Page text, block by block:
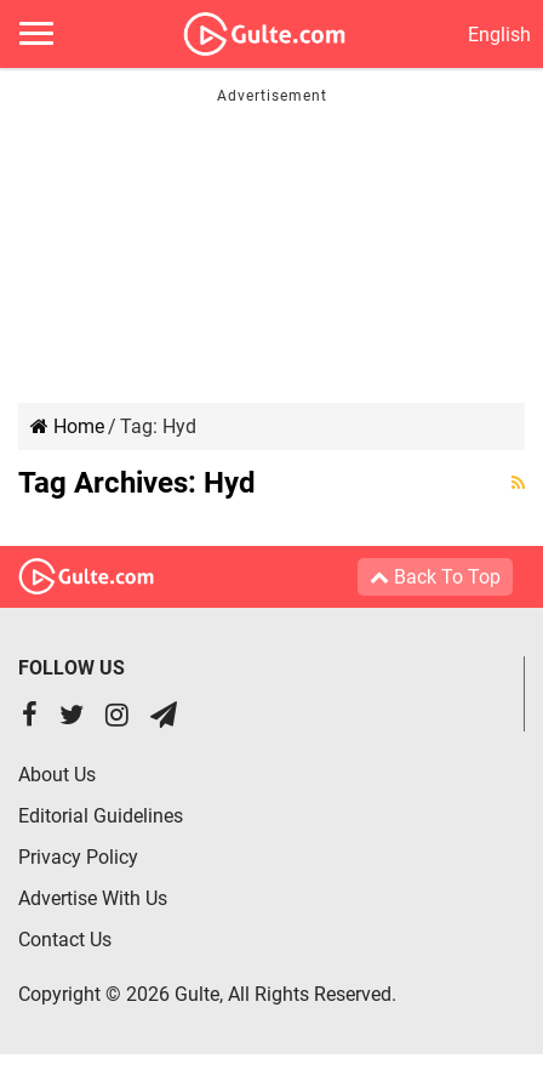
English
Home/ Tag: Hyd
Tag Archives: Hyd
రిటైర్డ్ ఐపీఎస్ భార్య హత్య… పనిమనిషిదే కీలక పాత్ర?
Back To Top
FOLLOW US
About Us
Editorial Guidelines
Privacy Policy
Advertise With Us
Contact Us
Copyright © 2026 Gulte, All Rights Reserved.